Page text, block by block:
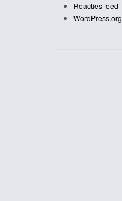
Reacties feed
WordPress.org